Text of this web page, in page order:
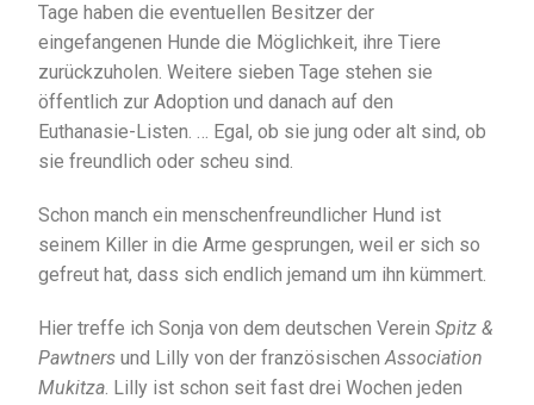
Tage haben die eventuellen Besitzer der
eingefangenen Hunde die Möglichkeit, ihre Tiere
zurückzuholen. Weitere sieben Tage stehen sie
öffentlich zur Adoption und danach auf den
Euthanasie-Listen. … Egal, ob sie jung oder alt sind, ob
sie freundlich oder scheu sind.
Schon manch ein menschenfreundlicher Hund ist
seinem Killer in die Arme gesprungen, weil er sich so
gefreut hat, dass sich endlich jemand um ihn kümmert.
Hier treffe ich Sonja von dem deutschen VereinSpitz &
Pawtners und Lilly von der französischenAssociation
Mukitza. Lilly ist schon seit fast drei Wochen jeden